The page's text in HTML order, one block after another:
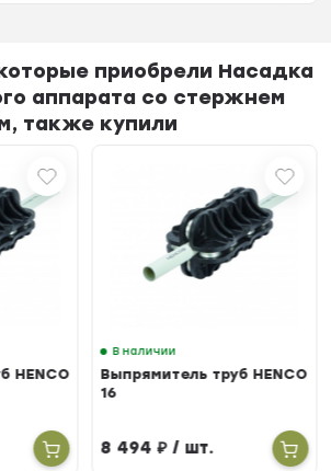
приобрели Насадка
аппарата со стержнем
также купили
HENCO
В наличии
Выпрямитель труб HENCO
16
8 494₽/ шт.